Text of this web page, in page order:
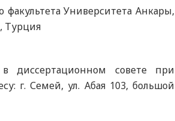
Университета Анкары,
Турция
в диссертационном совете при
г. Семей, ул. Абая 103, большой